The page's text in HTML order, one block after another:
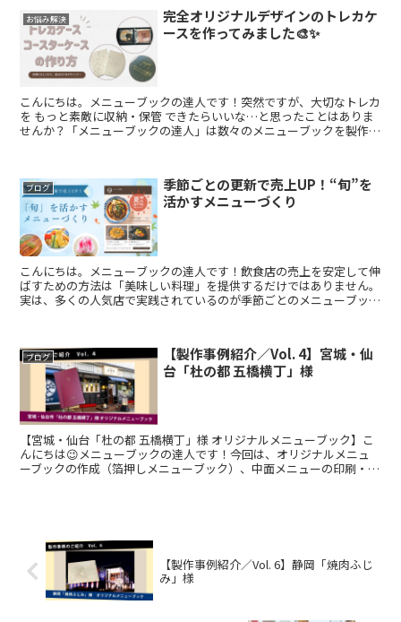
お悩み解決
完全オリジナルデザインのトレカケ
ースを作ってみました🎨✨
こんにちは。メニューブックの達人です！突然ですが、大切なトレカ
を もっと素敵に収納・保管 できたらいいな…と思ったことはありま
せんか？「メニューブックの達人」は数々のメニューブックを製作し
ブログ
季節ごとの更新で売上UP！“旬”を
活かすメニューづくり
こんにちは。メニューブックの達人です！飲食店の売上を安定して伸
ばすための方法は「美味しい料理」を提供するだけではありません。
実は、多くの人気店で実践されているのが季節ごとのメニューブック
ブログ
【製作事例紹介／Vol. 4】宮城・仙
台「杜の都 五橋横丁」様
【宮城・仙台「杜の都 五橋横丁」様 オリジナルメニューブック】こ
んにちは😉メニューブックの達人です！今回は、オリジナルメニュ
ーブックの作成（箔押しメニューブック）、中面メニューの印刷・加
【製作事例紹介／Vol. 6】静岡「焼肉ふじ
み」様